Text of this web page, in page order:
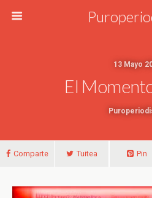
13 Mayo
El
Comparte Tuitea Pin